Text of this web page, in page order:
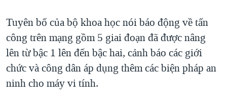
Tuyên bố của bộ khoa học nói báo động về tấn
công trên mạng gồm 5 giai đoạn đã được nâng
lên từ bậc 1 lên đến bậc hai, cảnh báo các giới
chức và công dân áp dụng thêm các biện pháp an
ninh cho máy vi tính.